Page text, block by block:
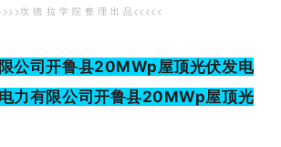
坎 德 拉 学 院 整 理 出 品<<<<<
公司开鲁县20MWp屋顶光伏发电
力有限公司开鲁县20MWp屋顶光